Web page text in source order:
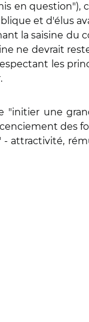
en question"),
et d'élus
la saisine du
ne devrait
les
"initier une
des